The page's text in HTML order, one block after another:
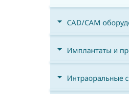
CAD/CAM
Имплантаты и
Интраоральные